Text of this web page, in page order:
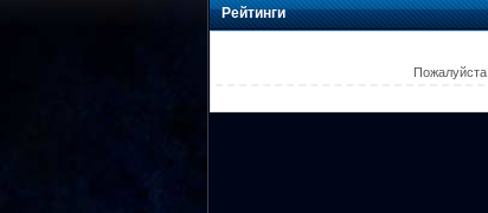
Рейтинги
Пожалуйста,